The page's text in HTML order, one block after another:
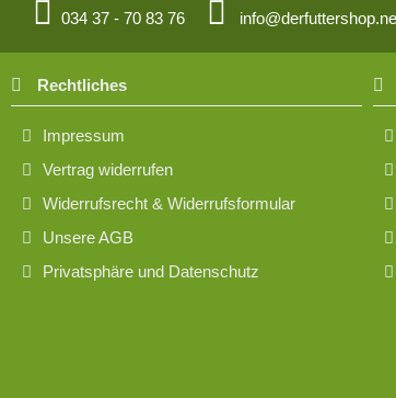
034 37 - 70 83 76
Rechtliches
Impressum
Vertrag widerrufen
Widerrufsrecht & Widerrufsformular
Unsere AGB
Privatsphäre und Datenschutz